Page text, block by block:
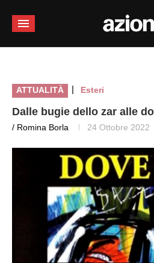
ATTUALITÀ | Esteri
Dalle bugie dello zar alle
/ Romina Borla 24 Ottobre 2022